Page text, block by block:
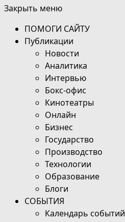
Закрыть меню
ПОМОГИ САЙТУ
Публикации
Новости
Аналитика
Интервью
Бокс-офис
Кинотеатры
Онлайн
Бизнес
Государство
Производство
Технологии
Образование
Блоги
СОБЫТИЯ
Календарь событий